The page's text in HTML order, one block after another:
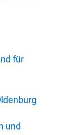
für
und